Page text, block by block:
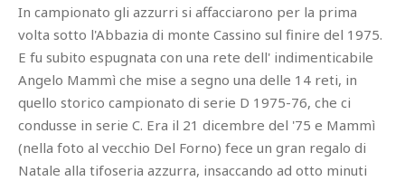
In campionato gli azzurri si affacciarono per la prima
volta sotto l'Abbazia di monte Cassino sul finire del 1975.
E fu subito espugnata con una rete dell' indimenticabile
Angelo Mammì che mise a segno una delle 14 reti, in
quello storico campionato di serie D 1975-76, che ci
condusse in serie C. Era il 21 dicembre del '75 e Mammì
(nella foto al vecchio Del Forno) fece un gran regalo di
Natale alla tifoseria azzurra, insaccando ad otto minuti